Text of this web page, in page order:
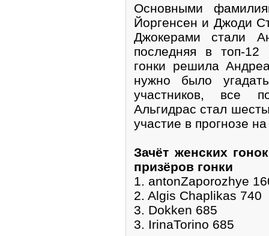
Основными
Йоргенсен и Джоди
Джокерами стали
последняя в топ-
гонки решила
нужно было
участников, все
Альгидрас стал
участие в прогнозе
Зачёт женских
призёров гонки
1. antonZaporozhye
2. Algis Chaplikas 740
3. Dokken 685
3. IrinaTorino 685